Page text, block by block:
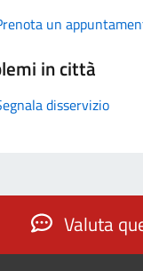
un
in città
disservizio
Valuta